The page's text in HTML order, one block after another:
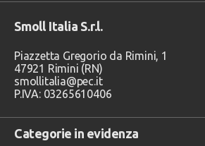
Categorie in evidenza
Smoll Italia S.r.l.
Piazzetta Gregorio da Rimini, 1
47921 Rimini (RN)
smollitalia@pec.it
P.IVA: 03265610406